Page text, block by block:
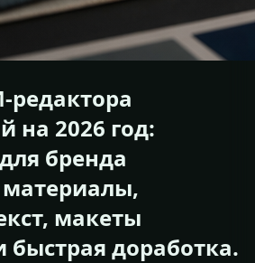
на 2026 год:
бренда
макеты
доработка.